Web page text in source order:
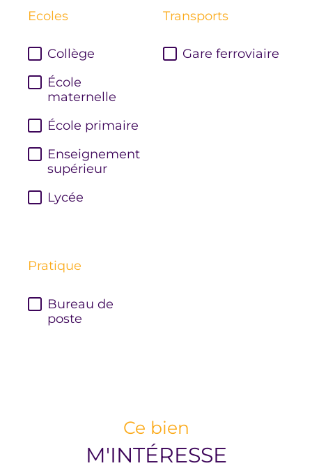
Ecoles
Collège
École
maternelle
École primaire
Enseignement
supérieur
Lycée
Transports
Gare ferroviaire
Pratique
Bureau de
poste
Ce bien
M'INTÉRESSE